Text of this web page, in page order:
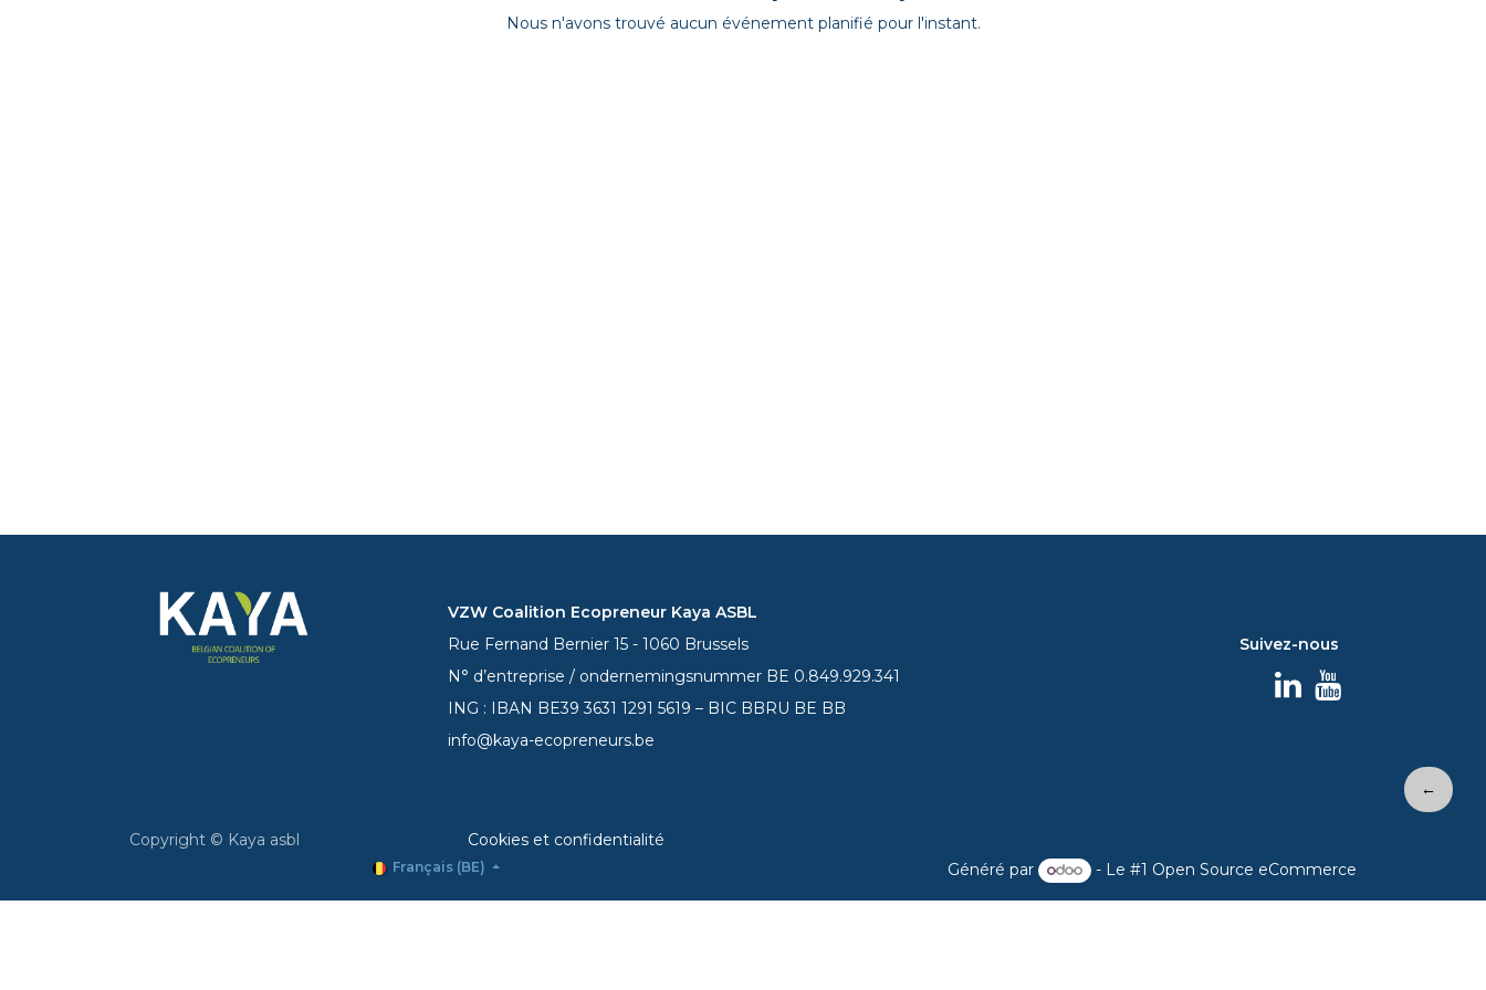
Nous n'avons trouvé aucun événement planifié pour l'instant.
Suivez-nous
←
VZW Coalition Ecopreneur Kaya ASBL
Rue Fernand Bernier 15 - 1060 Brussels
N° d’entreprise / ondernemingsnummer BE 0.849.929.341
ING : IBAN BE393631 1291 5619 – BIC BBRU BE BB
info@kaya-ecopreneurs.be
Copyright © Kaya asbl Cookies et confidentialité
Français (BE) Généré par - Le #1 Open Source eCommerce